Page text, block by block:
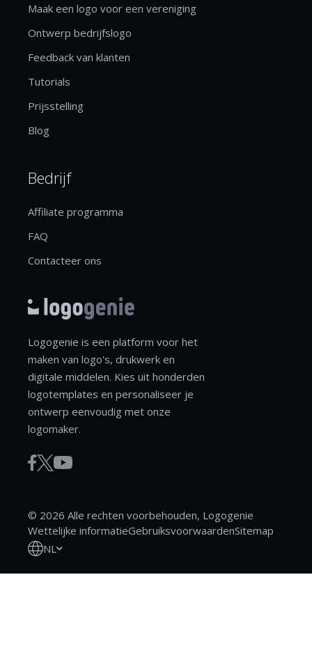
Maak een logo voor een vereniging
Ontwerp bedrijfslogo
Feedback van klanten
Tutorials
Prijsstelling
Blog
Bedrijf
Affiliate programma
FAQ
Contacteer ons
Logogenie is een platform voor het
maken van logo's, drukwerk en
digitale middelen. Kies uit honderden
logotemplates en personaliseer je
ontwerp eenvoudig met onze
logomaker.
© 2026 Alle rechten voorbehouden, Logogenie
Wettelijke informatieGebruiksvoorwaardenSitemap
NL